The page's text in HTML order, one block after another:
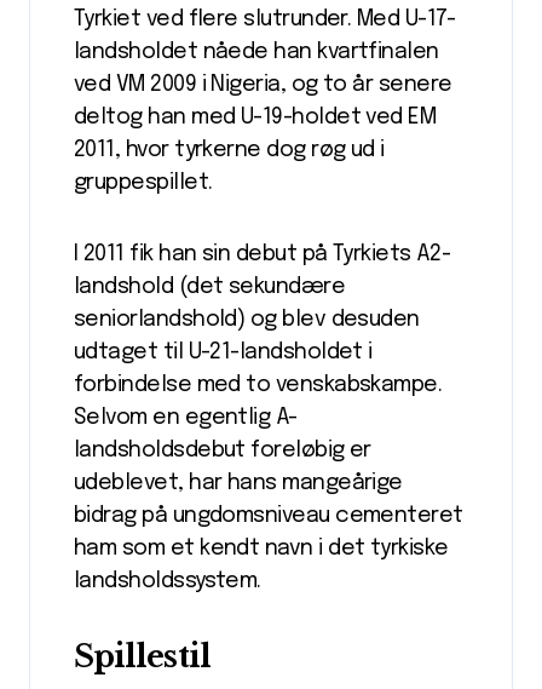
Tyrkiet ved flere slutrunder. Med U-17-
landsholdet nåede han kvartfinalen
ved VM 2009 i Nigeria, og to år senere
deltog han med U-19-holdet ved EM
2011, hvor tyrkerne dog røg ud i
gruppespillet.
I 2011 fik han sin debut på Tyrkiets A2-
landshold (det sekundære
seniorlandshold) og blev desuden
udtaget til U-21-landsholdet i
forbindelse med to venskabskampe.
Selvom en egentlig A-
landsholdsdebut foreløbig er
udeblevet, har hans mangeårige
bidrag på ungdomsniveau cementeret
ham som et kendt navn i det tyrkiske
landsholdssystem.
Spillestil